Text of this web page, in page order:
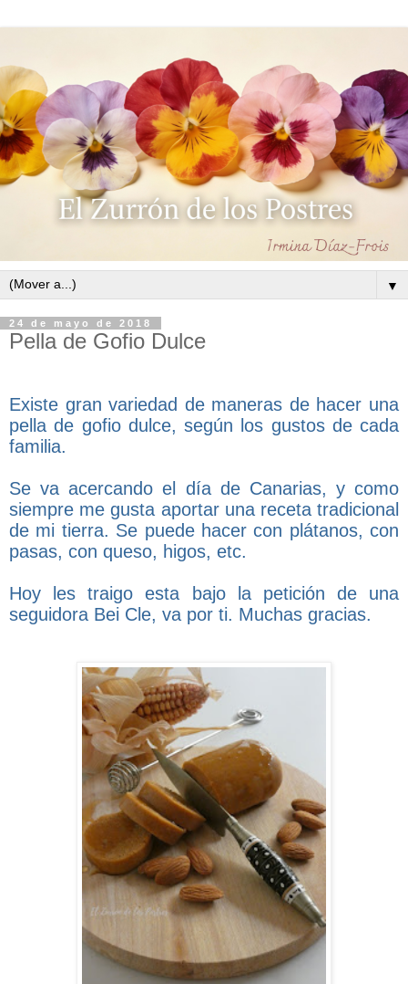
▼
24 de mayo de 2018
Pella de Gofio Dulce
Existe gran variedad de maneras de hacer una
pella de gofio dulce, según los gustos de cada
familia.
Se va acercando el día de Canarias, y como
siempre me gusta aportar una receta tradicional
de mi tierra. Se puede hacer con plátanos, con
pasas, con queso, higos, etc.
Hoy les traigo esta bajo la petición de una
seguidora Bei Cle, va por ti. Muchas gracias.